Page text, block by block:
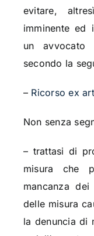
evitare,
imminente ed
un avvocato
secondo la
– Ricorso ex
Non senza
– trattasi di
misura che
mancanza
delle misura
la denuncia di